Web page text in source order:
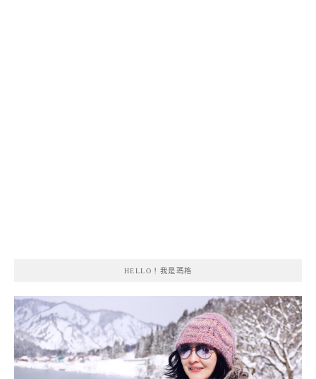
HELLO！我是瑪格